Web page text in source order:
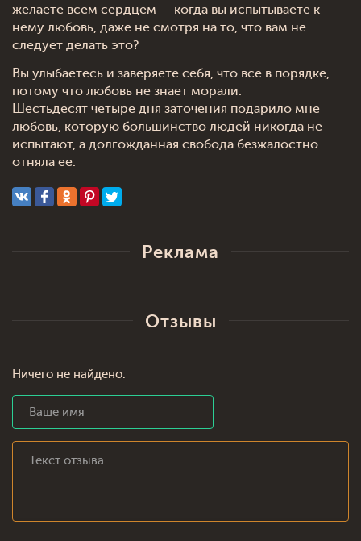
желаете всем сердцем — когда вы испытываете к
нему любовь, даже не смотря на то, что вам не
следует делать это?
Вы улыбаетесь и заверяете себя, что все в порядке,
потому что любовь не знает морали.
Шестьдесят четыре дня заточения подарило мне
любовь, которую большинство людей никогда не
испытают, а долгожданная свобода безжалостно
отняла ее.
Реклама
Отзывы
Ничего не найдено.